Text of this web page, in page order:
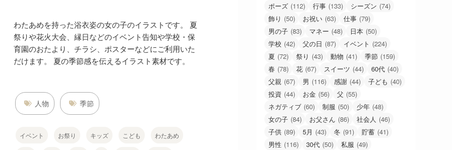
わたあめを持った浴衣姿の女の子のイラストです。 夏
祭りや花火大会、縁日などのイベント告知や学校・保
育園のおたより、チラシ、ポスターなどにご利用いた
だけます。 夏の季節感を伝えるイラスト素材です。
人物 季節
イベント お祭り キッズ こども わたあめ
ポーズ (112) 行事 (133) シーズン (74)
飾り (50) お祝い (63) 仕事 (79)
男の子 (83) マネー (48) 日本 (50)
学校 (42) 父の日 (87) イベント (224)
夏 (72) 祭り (43) 動物 (41) 季節 (159)
春 (78) 花 (67) スイーツ (44) 60代 (40)
父親 (67) 男 (116) 感謝 (44) 子ども (40)
投資 (44) お金 (56) 父 (55)
ネガティブ (60) 制服 (50) 少年 (48)
女の子 (84) お父さん (86) 社会人 (46)
子供 (89) 5月 (43) 冬 (91) 貯蓄 (41)
男性 (116) 30代 (50) 私服 (49)